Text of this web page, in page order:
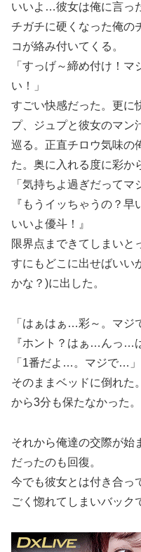
いいよ…彼女は俺に言っ
チガチに硬くなった俺の
コが絡み付いてくる。
「すっげ～締め付け！
い！」
すごい快感だった。更に
プ、ジュプと彼女のマン
巡る。正直チロウ気味の
た。奥に入れる度に彩か
「気持ちよ過ぎだって
『もうイッちゃうの？
いいよ優斗！』
限界点まできてしまいと
すにもどこに出せばいい
かな？)に出した。
「はぁはぁ…彩～。マジ
『ホント？はぁ…んっ…
「1番だよ…。マジで…」
そのままベッドに倒れた
から3分も保たなかった
それから俺達の交際が始
だったのも回復。
今でも彼女とは付き合っ
ごく惚れてしまいバック